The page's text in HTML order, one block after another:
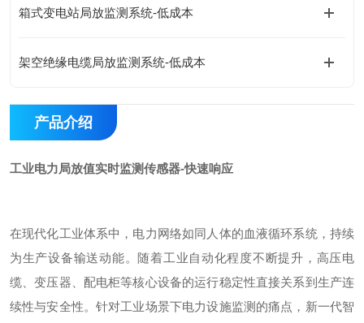
箱式变电站局放监测系统-低成本
架空绝缘电缆局放监测系统-低成本
产品介绍
工业电力局放值实时监测传感器-快速响应
在现代化工业体系中，电力网络如同人体的血液循环系统，持续
为生产设备输送动能。随着工业自动化程度不断提升，高压电
缆、变压器、配电柜等核心设备的运行稳定性直接关系到生产连
续性与安全性。针对工业场景下电力设施监测的痛点，新一代智